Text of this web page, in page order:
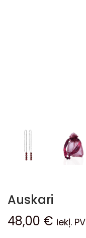
Auskari
48,00 € iekļ.